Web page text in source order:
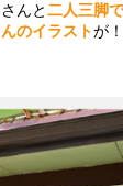
んと二人三脚
のイラストが！